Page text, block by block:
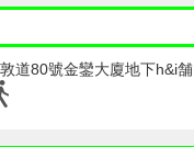
道80號金鑾大廈地下h&i舗